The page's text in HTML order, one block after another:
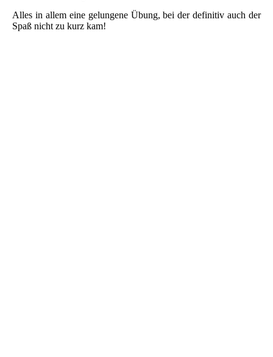
Alles in allem eine gelungene Übung, bei der definitiv auch der
Spaß nicht zu kurz kam!